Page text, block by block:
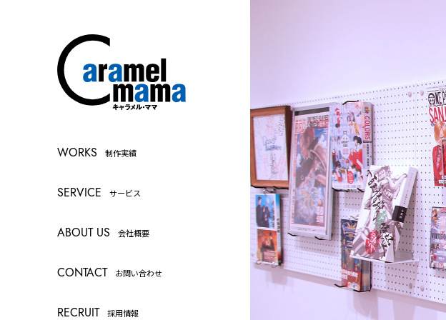
WORKS 制作実績
SERVICE サービス
ABOUT US 会社概要
CONTACT お問い合わせ
RECRUIT 採用情報